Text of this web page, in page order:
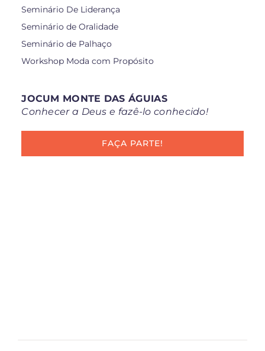
Seminário De Liderança
Seminário de Oralidade
Seminário de Palhaço
Workshop Moda com Propósito
JOCUM MONTE DAS ÁGUIAS
Conhecer a Deus e fazê-lo conhecido!
FAÇA PARTE!